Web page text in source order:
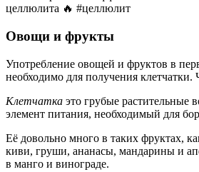
целлюлита 🔥 #целлюлит
Овощи и фрукты
Употребление овощей и фруктов в
необходимо для получения клетчатки.
Клетчатка это грубые
элемент питания, необходимый для
Её довольно много в таких фруктах,
киви, груши, ананасы, мандарины и
в манго и винограде.